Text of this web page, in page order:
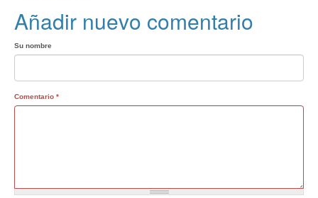
Añadir nuevo comentario
Su nombre
Comentario *